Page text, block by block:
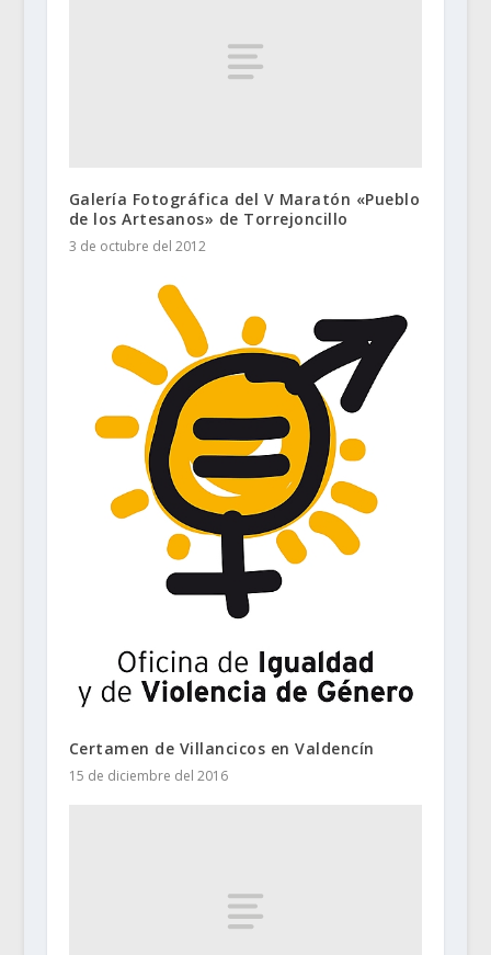
Galería Fotográfica del V Maratón «Pueblo
de los Artesanos» de Torrejoncillo
3 de octubre del 2012
Certamen de Villancicos en Valdencín
15 de diciembre del 2016